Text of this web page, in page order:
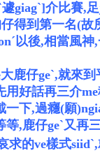
介比賽,
得到第一名(故
以後,相當風
鹿仔geˋ,就來
好話再三介
一下,過癮(願
,鹿仔geˋ又再
的ve樣式